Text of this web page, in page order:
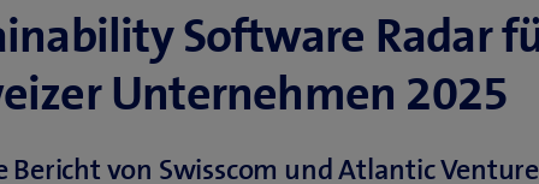
Software Radar
Unternehmen 2025
Bericht von Swisscom und Atlantic